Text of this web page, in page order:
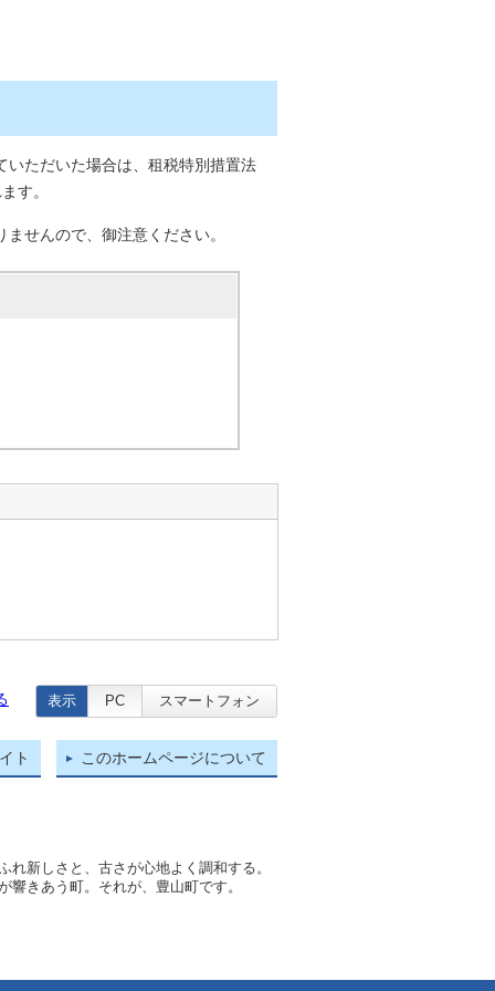
いただいた場合は、租税特別措置法
す。
せんので、御注意ください。
表示 PC スマートフォン
ト このホームページについて
れ新しさと、古さが心地よく調和する。
響きあう町。それが、豊山町です。